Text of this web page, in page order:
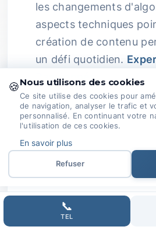
les changements
aspects techniques
création de contenu
un défi quotidien.
Passionnée :
Chez
notre passion pour le
limites.
Nous restons alertes
évolutions du secteur
Ensemble, nous
attentes en résultats
📞
TEL
🍪Nous utilisons des cookies
Ce site utilise des cookies pour
de navigation, analyser le trafic et
personnalisé. En continuant votre
l'utilisation de ces cookies.
En savoir plus
Refuser